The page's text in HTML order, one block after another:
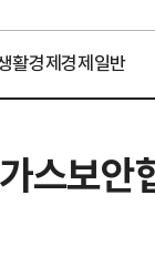
활경제경제일반
스보